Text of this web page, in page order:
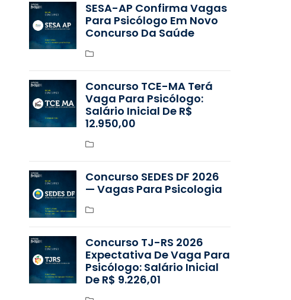
SESA-AP Confirma Vagas
Para Psicólogo Em Novo
Concurso Da Saúde
Concurso TCE-MA Terá
Vaga Para Psicólogo:
Salário Inicial De R$
12.950,00
Concurso SEDES DF 2026
— Vagas Para Psicologia
Concurso TJ-RS 2026
Expectativa De Vaga Para
Psicólogo: Salário Inicial
De R$ 9.226,01